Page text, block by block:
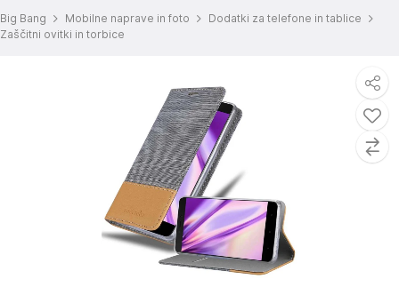
Big Bang Mobilne naprave in foto
Dodatki za telefone in tablice
Zaščitni ovitki in torbice